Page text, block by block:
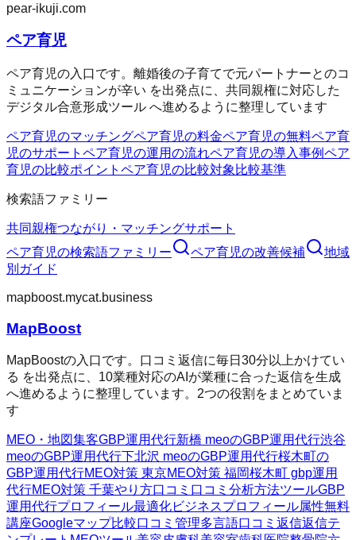
pear-ikuji.com
ペア育児
ペア育児の入口です。離婚後の子育てで元パートナーとのコ
ミュニケーションが辛い を出発点に、共同親権に対応した
デジタル合意形成ツール へ進めるように整理しています
ペア育児のマッチングペア育児の料金ペア育児の無料ペア育
児のサポート ペア育児の運用の流れペア育児の導入事例ペア
育児の比較ポイント ペア育児の比較対象 比較基準
検索語ファミリー
共同親権つながり・マッチングサポート
ペア育児の検索語ファミリー ペア育児の改善候補
地域
別ガイド
mapboost.mycat.business
MapBoost
MapBoostの入口です。口コミ返信に毎日30分以上かけてい
る を出発点に、10業種対応のAIが業種に合った返信を生成
へ進めるように整理しています。2つの役割をまとめていま
す
MEO・地図集客GBP運用代行新橋 meoのGBP運用代行渋谷
meoのGBP運用代行下北沢 meoのGBP運用代行桜木町の
GBP運用代行MEO対策 東京MEO対策 福岡桜木町 gbp運用
代行MEO対策 千葉やり方口コミ 口コミ分析方法ツールGBP
運用代行プロフィール最適化ビジネスプロフィール属性無料
講座Googleマップ比較口コミ管理多言語口コミ返信返信テ